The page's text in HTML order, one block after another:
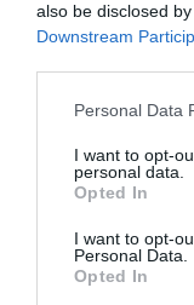
also be disclosed
Downstream
Please note that
not limited to your
grant or deny
use your data for
consent section.
Personal Data
I want to opt-
personal data.
Opted In
I want to opt-
Personal Data.
Opted In